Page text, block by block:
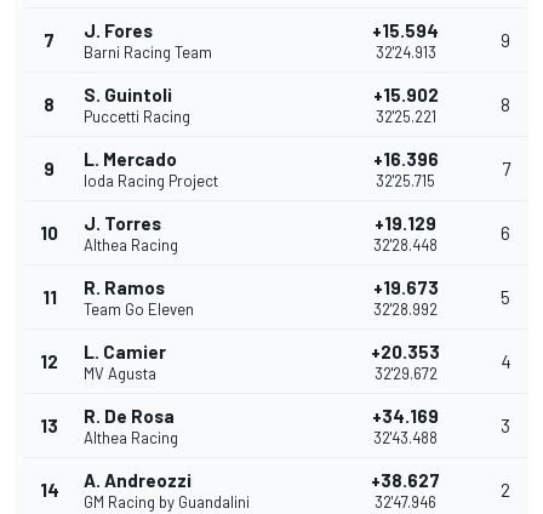
7 J. Fores
Barni Racing Team
+15.594
32'24.913
9
8 S. Guintoli
Puccetti Racing
+15.902
32'25.221
8
9 L. Mercado
Ioda Racing Project
+16.396
32'25.715
7
10 J. Torres
Althea Racing
+19.129
32'28.448
6
11 R. Ramos
Team Go Eleven
+19.673
32'28.992
5
12 L. Camier
MV Agusta
+20.353
32'29.672
4
13 R. De Rosa
Althea Racing
+34.169
32'43.488
3
14 A. Andreozzi
GM Racing by Guandalini
+38.627
32'47.946
2